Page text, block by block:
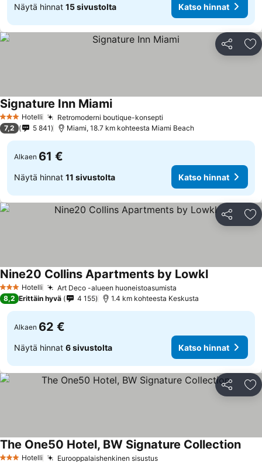
Näytä hinnat 15 sivustolta Katso hinnat
Jaa
3 Tähtiluokitus
Hotelli Retromoderni boutique-konsepti
Signature Inn MiamiKatso hinnat
7,2 5 841 Miami, 18.7 km kohteesta Miami Beach
Alkaen 61 €
Näytä hinnat 11 sivustolta Katso hinnat
Jaa
3 Tähtiluokitus
Hotelli Art Deco -alueen huoneistoasumista
Nine20 Collins Apartments by LowklKatso hinnat
8,2 Erittäin hyvä 4 155 1.4 km kohteesta Keskusta
Alkaen 62 €
Näytä hinnat 6 sivustolta Katso hinnat
Jaa
Hotelli Eurooppalaishenkinen sisustusKatso hinnat
The One50 Hotel, BW Signature Collection